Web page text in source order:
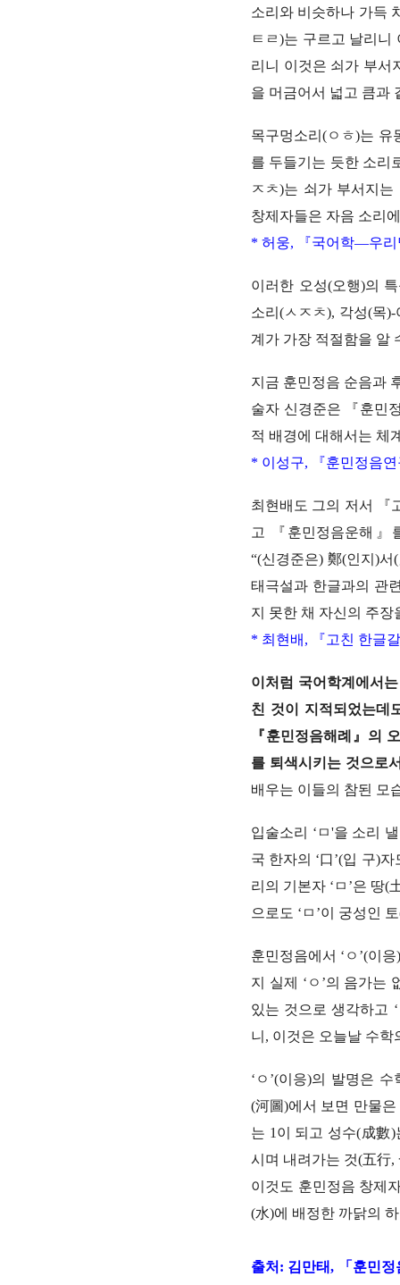
소리와 비슷하나 가득
ㅌㄹ)는 구르고 날리
리니 이것은 쇠가 부서
을 머금어서 넓고 큼과
목구멍소리(ㅇㅎ)는 유
를 두들기는 듯한 소리
ㅈㅊ)는 쇠가 부서지
창제자들은 자음 소리
* 허웅, 『국어학―우리
이러한 오성(오행)의
소리(ㅅㅈㅊ), 각성(목
계가 가장 적절함을 알
지금 훈민정음 순음과
술자 신경준은 『훈민
적 배경에 대해서는 체
* 이성구, 『훈민정음연
최현배도 그의 저서 『
고 『훈민정음운해』
“(신경준은) 鄭(인지)서
태극설과 한글과의 관
지 못한 채 자신의 주
* 최현배, 『고친 한글
이처럼 국어학계에서
친 것이 지적되었는데
『훈민정음해례』의
를 퇴색시키는 것으로
배우는 이들의 참된 모
입술소리 ‘ㅁ'을 소리
국 한자의 ‘口’(입 구)
리의 기본자 ‘ㅁ’은 땅(
으로도 ‘ㅁ’이 궁성인
훈민정음에서 ‘ㅇ’(이
지 실제 ‘ㅇ’의 음가는
있는 것으로 생각하고
니, 이것은 오늘날 수학
‘ㅇ’(이응)의 발명은
(河圖)에서 보면 만물
는 1이 되고 성수(成數
시며 내려가는 것(五行
이것도 훈민정음 창제
(水)에 배정한 까닭의
출처: 김만태, 「훈민